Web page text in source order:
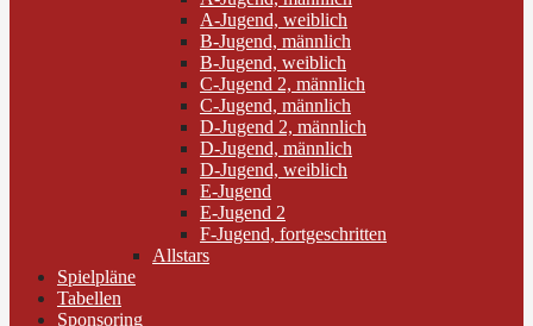
A-Jugend, weiblich
B-Jugend, männlich
B-Jugend, weiblich
C-Jugend 2, männlich
C-Jugend, männlich
D-Jugend 2, männlich
D-Jugend, männlich
D-Jugend, weiblich
E-Jugend
E-Jugend 2
F-Jugend, fortgeschritten
Allstars
Spielpläne
Tabellen
Sponsoring